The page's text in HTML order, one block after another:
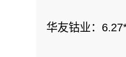
华友钴业：